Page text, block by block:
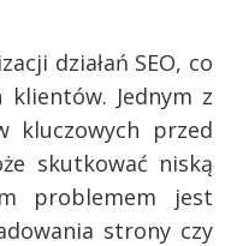
działań SEO, co
Jednym z
kluczowych przed
skutkować niską
problemem jest
strony czy